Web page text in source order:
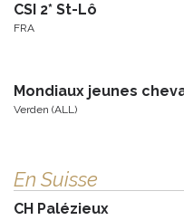
CSI 2* St-Lô
FRA
Mondiaux jeunes
Verden (ALL)
En Suisse
CH Palézieux